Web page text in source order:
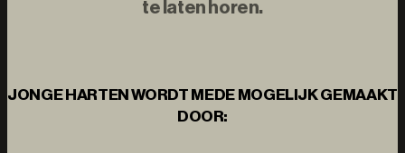
te laten horen.
JONGE HARTEN WORDT MEDE MOGELIJK GEMAAKT
DOOR: